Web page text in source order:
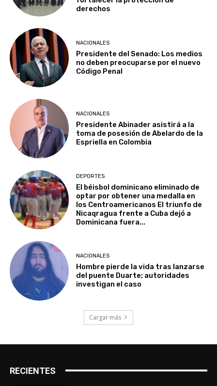
derechos
NACIONALES
Presidente del Senado: Los medios
no deben preocuparse por el nuevo
Código Penal
NACIONALES
Presidente Abinader asistirá a la
toma de posesión de Abelardo de la
Espriella en Colombia
DEPORTES
El béisbol dominicano eliminado de
optar por obtener una medalla en
los Centroamericanos El triunfo de
Nicaqragua frente a Cuba dejó a
Dominicana fuera...
NACIONALES
Hombre pierde la vida tras lanzarse
del puente Duarte; autoridades
investigan el caso
Cargar más
RECIENTES